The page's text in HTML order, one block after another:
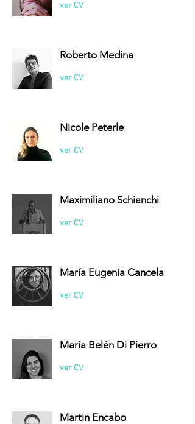
ver CV
Roberto Medina
ver CV
Nicole Peterle
ver CV
Maximiliano Schianchi
ver CV
María Eugenia Cancela
ver CV
María Belén Di Pierro
ver CV
Martin Encabo